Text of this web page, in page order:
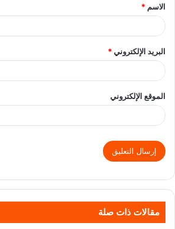
الاسم *
البريد الإلكتروني*
الموقع الإلكتروني
مقالات ذات صلة